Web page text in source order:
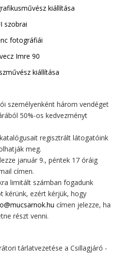
kiállítása
szobrai
fotográfiái
Imre 90
kiállítása
személyenként három vendéget
50%-os kedvezményt
regisztrált látogatóink
meg.
január 9., péntek 17 óráig
címen.
limitált számban fogadunk
kérünk, ezért kérjük, hogy
címen jelezze, ha
részt venni.
tárlatvezetése a Csillagjáró -